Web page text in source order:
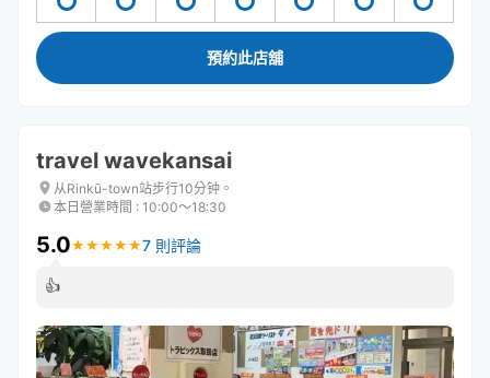
預約此店舖
travel wavekansai
从Rinkū-town站步行10分钟。
本日營業時間 : 10:00〜18:30
5.0★ ★ ★ ★ ★
★ ★ ★ ★ ★7 則評論
👍